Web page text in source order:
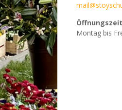
Montag bis